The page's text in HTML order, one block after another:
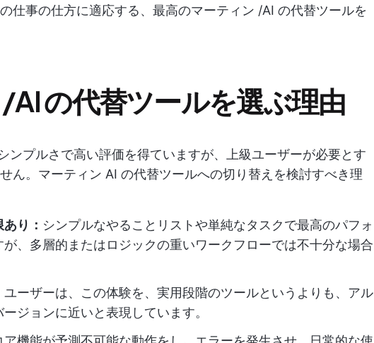
仕事の仕方に適応する、最高のマーティン /AI の代替ツールを
AI の代替ツールを選ぶ理由
ンプルさで高い評価を得ていますが、上級ユーザーが必要とす
ん。マーティン AI の代替ツールへの切り替えを検討すべき理
り： シンプルなやることリストや単純なタスクで最高のパフォ
、多層的またはロジックの重いワークフローでは不十分な場合
ユーザーは、この体験を、実用段階のツールというよりも、アル
ジョンに近いと表現しています。